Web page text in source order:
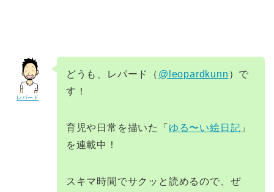
レパード
どうも、レパード（ @leopardkunn ）で
す！
育児や日常を描いた「 ゆる〜い絵日記 」
を連載中！
スキマ時間でサクッと読めるので、ぜ